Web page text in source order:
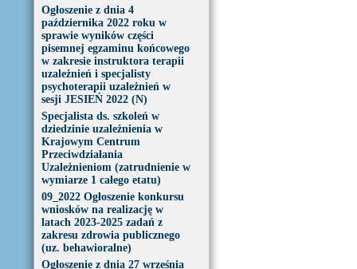
Ogłoszenie z dnia 4
października 2022 roku w
sprawie wyników części
pisemnej egzaminu końcowego
w zakresie instruktora terapii
uzależnień i specjalisty
psychoterapii uzależnień w
sesji JESIEŃ 2022 (N)
Specjalista ds. szkoleń w
dziedzinie uzależnienia w
Krajowym Centrum
Przeciwdziałania
Uzależnieniom (zatrudnienie w
wymiarze 1 całego etatu)
09_2022 Ogłoszenie konkursu
wniosków na realizację w
latach 2023-2025 zadań z
zakresu zdrowia publicznego
(uz. behawioralne)
Ogłoszenie z dnia 27 września